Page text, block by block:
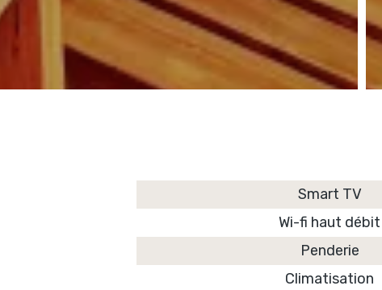
Smart TV
Wi-fi haut débit
Penderie
Climatisation